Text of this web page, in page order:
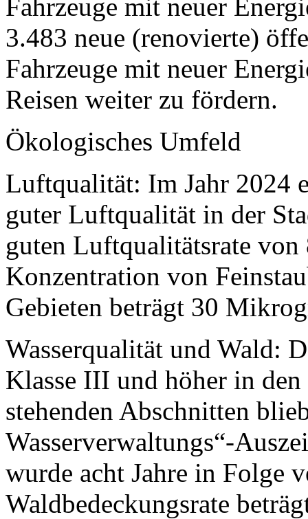
Fahrzeuge mit neuer
3.483 neue (renovierte)
Fahrzeuge mit neuer
Reisen weiter zu fördern.
Ökologisches Umfeld
Luftqualität: Im Jahr 2024
guter Luftqualität in der
guten Luftqualitätsrate
Konzentration von
Gebieten beträgt 30
Wasserqualität und Wald:
Klasse III und höher in
stehenden Abschnitten
Wasserverwaltungs“-
wurde acht Jahre in Folge
Waldbedeckungsrate